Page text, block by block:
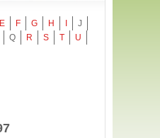
E F G H
J
Q R S T
U